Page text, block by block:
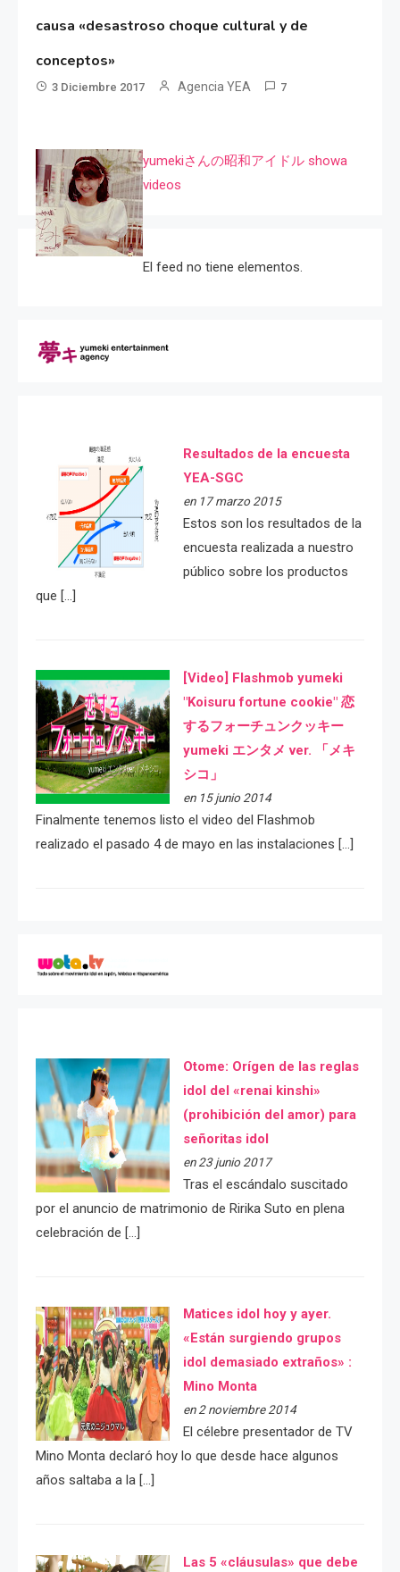
causa «desastroso choque cultural y de
conceptos»
3 Diciembre 2017 Agencia YEA 7
yumekiさんの昭和アイドル showa
videos
El feed no tiene elementos.
Resultados de la encuesta
YEA-SGC
en 17 marzo 2015
Estos son los resultados de la
encuesta realizada a nuestro
público sobre los productos
que […]
[Video] Flashmob yumeki
"Koisuru fortune cookie" 恋
するフォーチュンクッキー
yumeki エンタメ ver. 「メキ
シコ」
en 15 junio 2014
Finalmente tenemos listo el video del Flashmob
realizado el pasado 4 de mayo en las instalaciones […]
Otome: Orígen de las reglas
idol del «renai kinshi»
(prohibición del amor) para
señoritas idol
en 23 junio 2017
Tras el escándalo suscitado
por el anuncio de matrimonio de Ririka Suto en plena
celebración de […]
Matices idol hoy y ayer.
«Están surgiendo grupos
idol demasiado extraños» :
Mino Monta
en 2 noviembre 2014
El célebre presentador de TV
Mino Monta declaró hoy lo que desde hace algunos
años saltaba a la […]
Las 5 «cláusulas» que debe